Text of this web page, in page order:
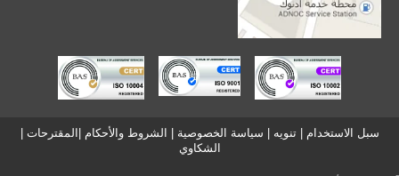
سبل الاستخدام |تنويه سياسة الخصوصية الشروط والأحكام المقترحات
الشكاوي